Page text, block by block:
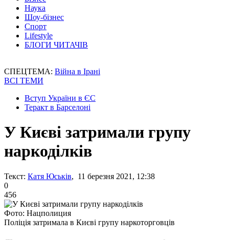
Наука
Шоу-бізнес
Спорт
Lifestyle
БЛОГИ ЧИТАЧІВ
СПЕЦТЕМА: Війна в Ірані
ВСІ ТЕМИ
Вступ України в ЄС
Теракт в Барселоні
У Києві затримали групу
наркоділків
Текст: Катя Юськів, 11 березня 2021, 12:38
0
456
Фото: Нацполиция
Поліція затримала в Києві групу наркоторговців